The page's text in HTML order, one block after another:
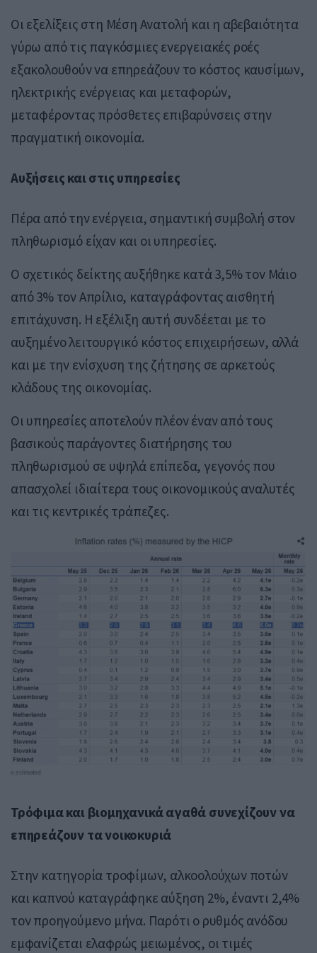
Οι εξελίξεις στη Μέση Ανατολή και η αβεβαιότητα
γύρω από τις παγκόσμιες ενεργειακές ροές
εξακολουθούν να επηρεάζουν το κόστος καυσίμων,
ηλεκτρικής ενέργειας και μεταφορών,
μεταφέροντας πρόσθετες επιβαρύνσεις στην
πραγματική οικονομία.
Αυξήσεις και στις υπηρεσίες
Πέρα από την ενέργεια, σημαντική συμβολή στον
πληθωρισμό είχαν και οι υπηρεσίες.
Ο σχετικός δείκτης αυξήθηκε κατά 3,5% τον Μάιο
από 3% τον Απρίλιο, καταγράφοντας αισθητή
επιτάχυνση. Η εξέλιξη αυτή συνδέεται με το
αυξημένο λειτουργικό κόστος επιχειρήσεων, αλλά
και με την ενίσχυση της ζήτησης σε αρκετούς
κλάδους της οικονομίας.
Οι υπηρεσίες αποτελούν πλέον έναν από τους
βασικούς παράγοντες διατήρησης του
πληθωρισμού σε υψηλά επίπεδα, γεγονός που
απασχολεί ιδιαίτερα τους οικονομικούς αναλυτές
και τις κεντρικές τράπεζες.
Τρόφιμα και βιομηχανικά αγαθά συνεχίζουν να
επηρεάζουν τα νοικοκυριά
Στην κατηγορία τροφίμων, αλκοολούχων ποτών
και καπνού καταγράφηκε αύξηση 2%, έναντι 2,4%
τον προηγούμενο μήνα. Παρότι ο ρυθμός ανόδου
εμφανίζεται ελαφρώς μειωμένος, οι τιμές